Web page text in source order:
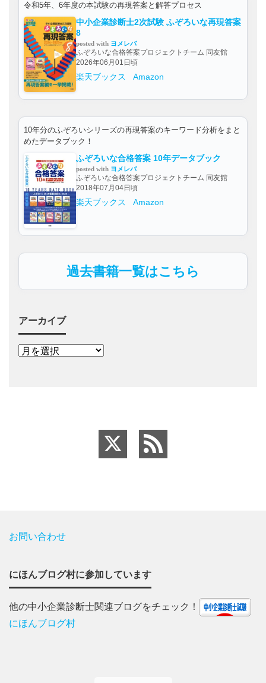
令和5年、6年度の本試験の再現答案と解答プロセス
中小企業診断士2次試験 ふぞろいな再現答案
8
posted with ヨメレバ
ふぞろいな合格答案プロジェクトチーム 同友館
2026年06月01日頃
楽天ブックス Amazon
10年分のふぞろいシリーズの再現答案のキーワード分析をまと
めたデータブック！
ふぞろいな合格答案 10年データブック
posted with ヨメレバ
ふぞろいな合格答案プロジェクトチーム 同友館
2018年07月04日頃
楽天ブックス Amazon
過去書籍一覧はこちら
アーカイブ
お問い合わせ
にほんブログ村に参加しています
他の中小企業診断士関連ブログをチェック！
にほんブログ村